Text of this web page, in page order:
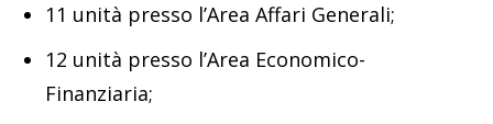
11 unità presso l’Area Affari Generali;
12 unità presso l’Area Economico-
Finanziaria;